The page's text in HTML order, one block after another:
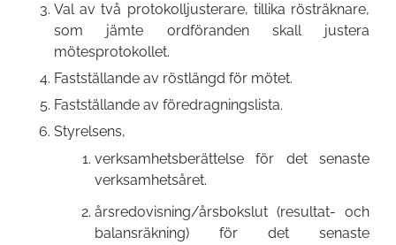
Val av två protokolljusterare, tillika rösträknare,
som jämte ordföranden skall justera
mötesprotokollet.
Fastställande av röstlängd för mötet.
Fastställande av föredragningslista.
Styrelsens,
verksamhetsberättelse för det senaste
verksamhetsåret.
årsredovisning/årsbokslut (resultat- och
balansräkning) för det senaste